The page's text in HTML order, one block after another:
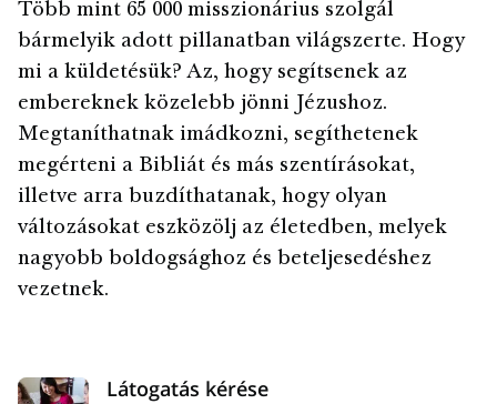
Több mint 65 000 misszionárius szolgál
bármelyik adott pillanatban világszerte. Hogy
mi a küldetésük? Az, hogy segítsenek az
embereknek közelebb jönni Jézushoz.
Megtaníthatnak imádkozni, segíthetenek
megérteni a Bibliát és más szentírásokat,
illetve arra buzdíthatanak, hogy olyan
változásokat eszközölj az életedben, melyek
nagyobb boldogsághoz és beteljesedéshez
vezetnek.
Látogatás kérése